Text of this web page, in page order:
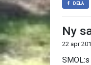
DELA
Ny
22 apr